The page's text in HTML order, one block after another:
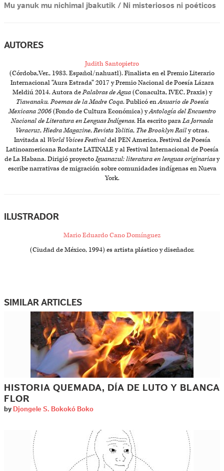
Mu yanuk mu nichimal jbakutik / Ni misteriosos ni poéticos
AUTORES
Judith Santopietro
(Córdoba,Ver., 1983. Español/nahuatl). Finalista en el Premio Literario
Internacional “Aura Estrada” 2017 y Premio Nacional de Poesía Lázara
Meldiú 2014. Autora dePalabras de Agua(Conaculta, IVEC, Praxis) y
Tiawanaku. Poemas de la Madre Coqa. Publicó enAnuario de Poesía
Mexicana 2006(Fondo de Cultura Económica) yAntología del Encuentro
Nacional de Literatura en Lenguas Indígenas. Ha escrito paraLa Jornada
Veracruz,Hiedra Magazine,Revista Yolitia, The Brooklyn Raily otras.
Invitada al World Voices Festivaldel PEN America, Festival de Poesía
Latinoamericana Rodante LATINALE y al Festival Internacional de Poesía
de La Habana. Dirigió proyectoIguanazul: literatura en lenguas originariasy
escribe narrativas de migración sobre comunidades indígenas en Nueva
York.
ILUSTRADOR
Mario Eduardo Cano Domínguez
(Ciudad de México, 1994) es artista plástico y diseñador.
SIMILAR ARTICLES
HISTORIA QUEMADA, DÍA DE LUTO Y BLANCA
FLOR
by Djongele S. Bokokó Boko